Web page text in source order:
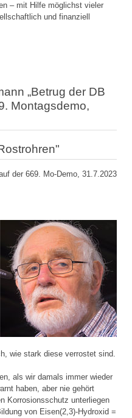
– mit Hilfe möglichst vieler
und finanziell
„Betrug der DB
Montagsdemo,
der 669. Mo-Demo, 31.7.2023
wie stark diese verrostet sind.
als wir damals immer wieder
haben, aber nie gehört
Korrosionsschutz unterliegen
von Eisen(2,3)-Hydroxid =